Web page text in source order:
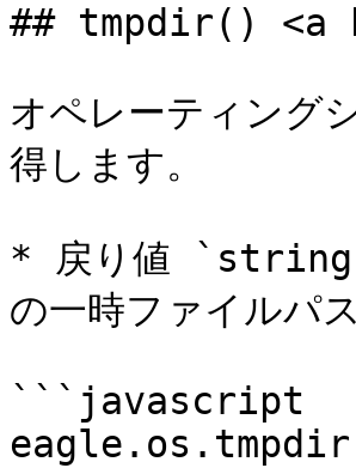
## tmpdir() <a
オペレーティング
得します。
* 戻り値 `string`
の一時ファイルパス
```javascript